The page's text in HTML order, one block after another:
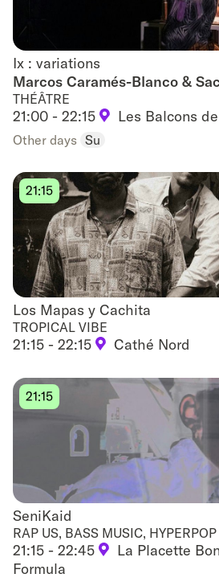
Ix : variations
Ix : variations
Marcos Caramés-Blanco &
THÉÂTRE
21:00 - 22:15 Les Balcons
Other days Su
Los Mapas y Cachita
Los Mapas y Cachita
TROPICAL VIBE
21:15 - 22:15 Cathé Nord
21:15
SeniKaid
SeniKaid
RAP US, BASS MUSIC, HYPERPOP
21:15 - 22:45
La Placette
Formula
21:15